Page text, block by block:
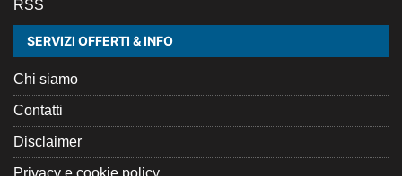
RSS
SERVIZI OFFERTI & INFO
Chi siamo
Contatti
Disclaimer
Privacy e cookie policy